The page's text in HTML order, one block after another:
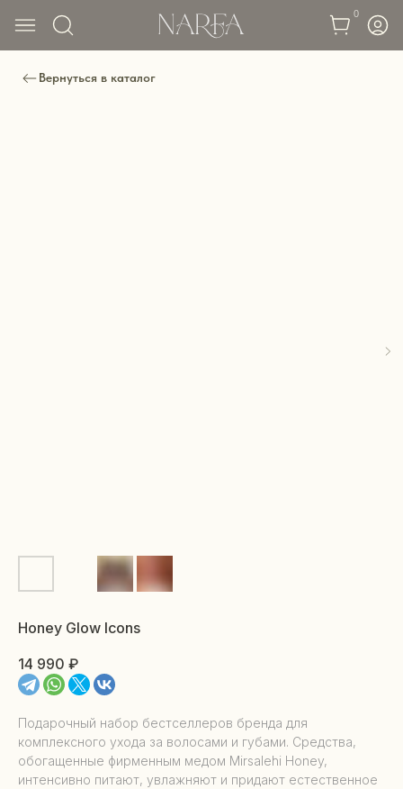
Вернуться в каталог
Honey Glow Icons
14 990 ₽
Подарочный набор бестселлеров бренда для
комплексного ухода за волосами и губами. Средства,
обогащенные фирменным медом Mirsalehi Honey,
интенсивно питают, увлажняют и придают естественное